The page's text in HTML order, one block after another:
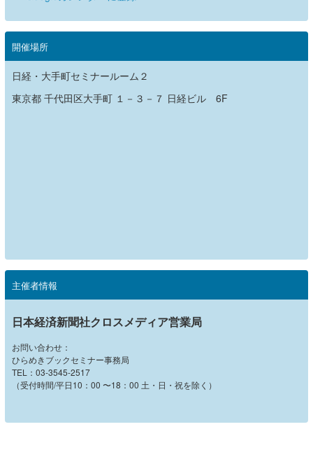
開催場所
日経・大手町セミナールーム２
東京都 千代田区大手町 １－３－７ 日経ビル 6F
主催者情報
日本経済新聞社クロスメディア営業局
お問い合わせ：
ひらめきブックセミナー事務局
TEL： 03-3545-2517
（受付時間/平日10 ： 00 〜18 ： 00 土・日・祝を除く）